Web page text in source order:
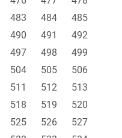
483 484
485
490 491
492
497 498
499
504 505
506
511 512
513
518 519
520
525 526
527